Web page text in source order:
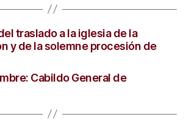
traslado a la iglesia de la
y de la solemne procesión de
Cabildo General de